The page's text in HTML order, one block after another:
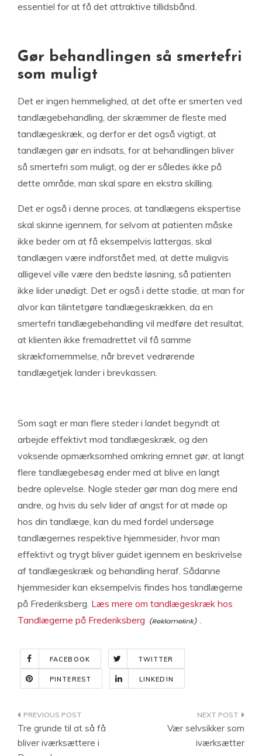
essentiel for at få det attraktive tillidsbånd.
Gør behandlingen så smertefri
som muligt
Det er ingen hemmelighed, at det ofte er smerten ved
tandlægebehandling, der skræmmer de fleste med
tandlægeskræk, og derfor er det også vigtigt, at
tandlægen gør en indsats, for at behandlingen bliver
så smertefri som muligt, og der er således ikke på
dette område, man skal spare en ekstra skilling.
Det er også i denne proces, at tandlægens ekspertise
skal skinne igennem, for selvom at patienten måske
ikke beder om at få eksempelvis lattergas, skal
tandlægen være indforstået med, at dette muligvis
alligevel ville være den bedste løsning, så patienten
ikke lider unødigt. Det er også i dette stadie, at man for
alvor kan tilintetgøre tandlægeskrækken, da en
smertefri tandlægebehandling vil medføre det resultat,
at klienten ikke fremadrettet vil få samme
skrækfornemmelse, når brevet vedrørende
tandlægetjek lander i brevkassen.
Som sagt er man flere steder i landet begyndt at
arbejde effektivt mod tandlægeskræk, og den
voksende opmærksomhed omkring emnet gør, at langt
flere tandlægebesøg ender med at blive en langt
bedre oplevelse. Nogle steder gør man dog mere end
andre, og hvis du selv lider af angst for at møde op
hos din tandlæge, kan du med fordel undersøge
tandlægernes respektive hjemmesider, hvor man
effektivt og trygt bliver guidet igennem en beskrivelse
af tandlægeskræk og behandling heraf. Sådanne
hjemmesider kan eksempelvis findes hos tandlægerne
på Frederiksberg. Læs mere om tandlægeskræk hos
Tandlægerne på Frederiksberg
.
FACEBOOK TWITTER
PINTEREST LINKEDIN
Indlægsnavigation
Tre grunde til at så få
bliver iværksættere i
Vær selvsikker som
iværksætter